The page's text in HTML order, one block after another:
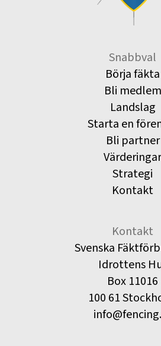
Snabbval
Börja fäkta
Bli medlem
Landslag
Starta en
Bli partner
Värderingar
Strategi
Kontakt
Kontakt
Svenska
Idrottens
Box 11016
100 61